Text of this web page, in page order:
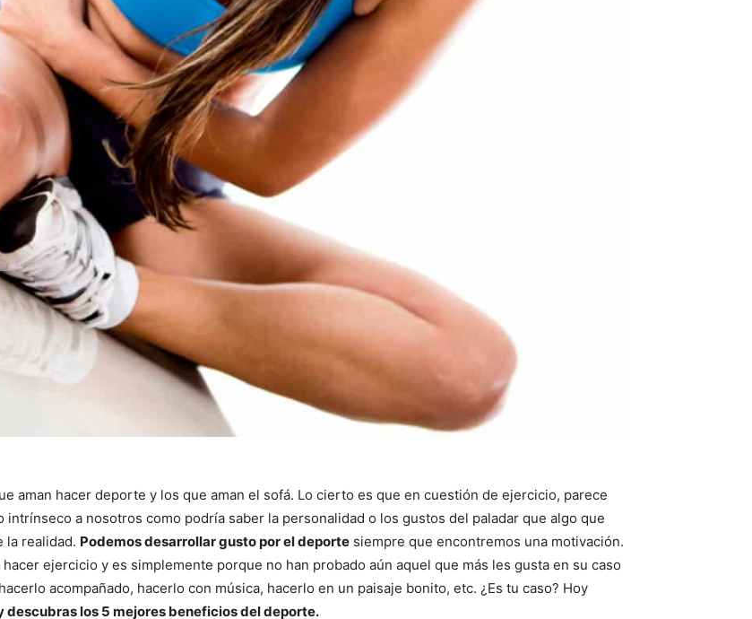
aman hacer deporte y los que aman el sofá. Lo cierto es que en cuestión de ejercicio, parece
intrínseco a nosotros como podría saber la personalidad o los gustos del paladar que algo que
la realidad. Podemos desarrollar gusto por el deporte siempre que encontremos una motivación.
ejercicio y es simplemente porque no han probado aún aquel que más les gusta en su caso
acompañado, hacerlo con música, hacerlo en un paisaje bonito, etc. ¿Es tu caso? Hoy
descubras los 5 mejores beneficios del deporte.